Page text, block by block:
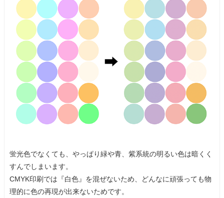
蛍光色でなくても、やっぱり緑や青、紫系統の明るい色は暗くく
すんでしまいます。
CMYK印刷では『白色』を混ぜないため、どんなに頑張っても物
理的に色の再現が出来ないためです。